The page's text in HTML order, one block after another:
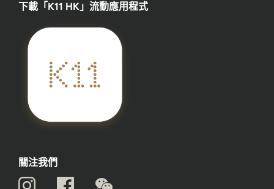
下載「K11 HK」流動應用程式
關注我們